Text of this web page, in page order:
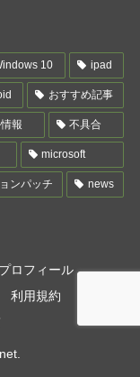
10 ipad
おすすめ記事
報 不具合
microsoft
ンパッチ news
プロフィール
利用規約